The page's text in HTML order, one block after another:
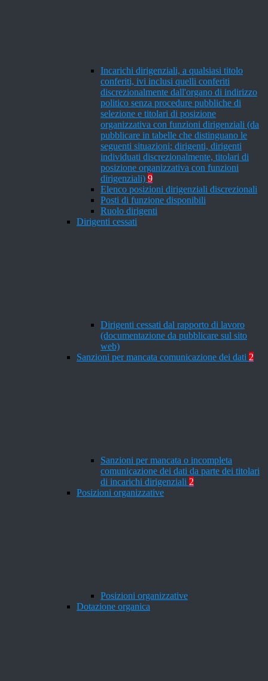
Incarichi dirigenziali, a qualsiasi titolo
conferiti, ivi inclusi quelli conferiti
discrezionalmente dall'organo di indirizzo
politico senza procedure pubbliche di
selezione e titolari di posizione
organizzativa con funzioni dirigenziali (da
pubblicare in tabelle che distinguano le
seguenti situazioni: dirigenti, dirigenti
individuati discrezionalmente, titolari di
posizione organizzativa con funzioni
dirigenziali) 9
Elenco posizioni dirigenziali discrezionali
Posti di funzione disponibili
Ruolo dirigenti
Dirigenti cessati
Dirigenti cessati dal rapporto di lavoro
(documentazione da pubblicare sul sito
web)
Sanzioni per mancata comunicazione dei dati 2
Sanzioni per mancata o incompleta
comunicazione dei dati da parte dei titolari
di incarichi dirigenziali 2
Posizioni organizzative
Posizioni organizzative
Dotazione organica